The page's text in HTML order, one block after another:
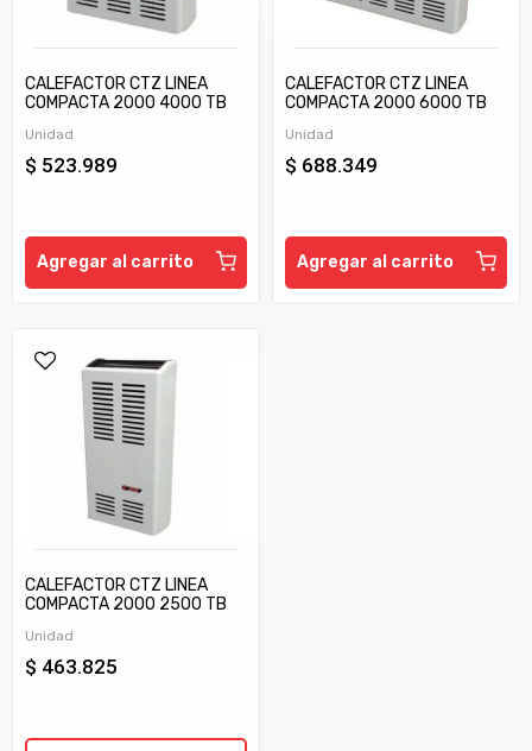
CALEFACTOR CTZ LINEA
COMPACTA 2000 4000 TB
Unidad
$ 523.989
Agregar al carrito
CALEFACTOR CTZ LINEA
COMPACTA 2000 6000 TB
Unidad
$ 688.349
Agregar al carrito
CALEFACTOR CTZ LINEA
COMPACTA 2000 2500 TB
Unidad
$ 463.825